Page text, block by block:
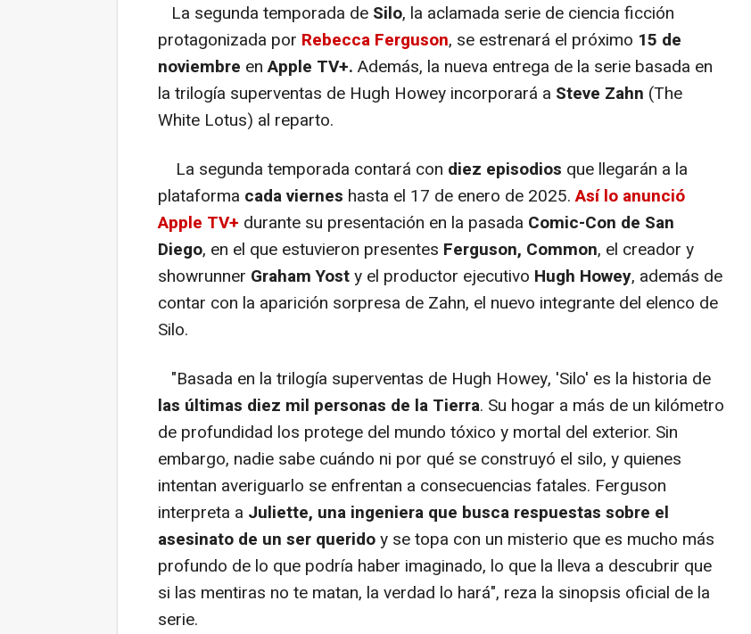
La segunda temporada de Silo, la aclamada serie de ciencia ficción
protagonizada por Rebecca Ferguson, se estrenará el próximo 15 de
noviembre enApple TV+. Además, la nueva entrega de la serie basada en
la trilogía superventas de Hugh Howey incorporará a Steve Zahn (The
White Lotus) al reparto.
La segunda temporada contará con diez episodios que llegarán a la
plataforma cada viernes hasta el 17 de enero de 2025.Así lo anunció
Apple TV+ durante su presentación en la pasada Comic-Con de San
Diego, en el que estuvieron presentes Ferguson, Common, el creador y
showrunner Graham Yosty el productor ejecutivo Hugh Howey, además de
contar con la aparición sorpresa de Zahn, el nuevo integrante del elenco de
Silo.
"Basada en la trilogía superventas de Hugh Howey, 'Silo' es la historia de
las últimas diez mil personas de la Tierra. Su hogar a más de un kilómetro
de profundidad los protege del mundo tóxico y mortal del exterior. Sin
embargo, nadie sabe cuándo ni por qué se construyó el silo, y quienes
intentan averiguarlo se enfrentan a consecuencias fatales. Ferguson
interpreta a Juliette, una ingeniera que busca respuestas sobre el
asesinato de un ser queridoy se topa con un misterio que es mucho más
profundo de lo que podría haber imaginado, lo que la lleva a descubrir que
si las mentiras no te matan, la verdad lo hará", reza la sinopsis oficial de la
serie.